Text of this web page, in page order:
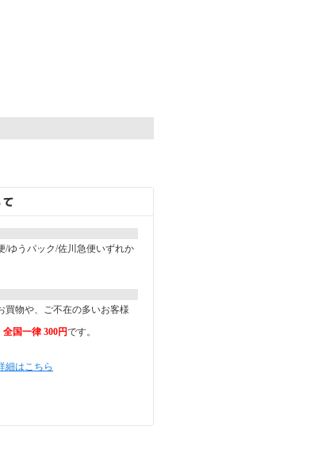
/ゆうパック/佐川急便いずれか
買物や、ご不在の多いお客様
全国一律 300円です。
細はこちら